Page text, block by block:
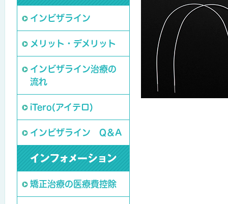
インビザライン
メリット・デメリット
インビザライン治療の
流れ
iTero(アイテロ)
インビザライン Q＆A
矯正治療の医療費控除